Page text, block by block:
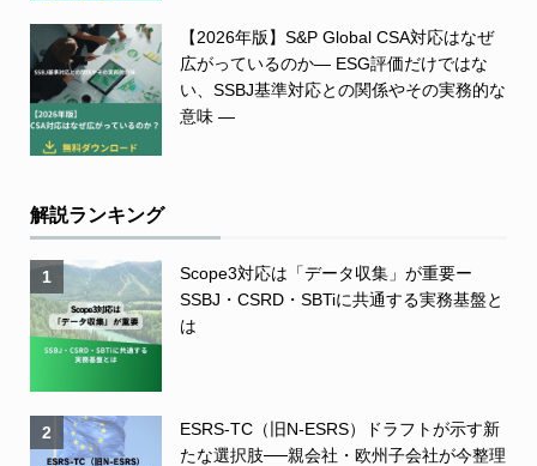
【2026年版】S&P Global CSA対応はなぜ
広がっているのか― ESG評価だけではな
い、SSBJ基準対応との関係やその実務的な
意味 ―
解説ランキング
1
Scope3対応は「データ収集」が重要ー
SSBJ・CSRD・SBTiに共通する実務基盤と
は
2
ESRS-TC（旧N-ESRS）ドラフトが示す新
たな選択肢──親会社・欧州子会社が今整理